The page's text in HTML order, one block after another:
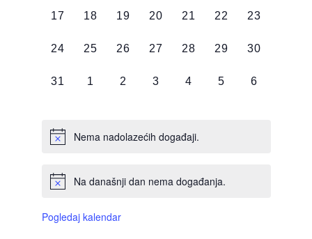
0
17
0
18
0
19
0
20
0
21
0
22
0
23
0
24
0
25
0
26
0
27
0
28
0
29
0
30
0
31
0
1
0
2
0
3
0
4
0
5
0
6
Nema nadolazećih događaji.
Na današnji dan nema događanja.
Pogledaj kalendar